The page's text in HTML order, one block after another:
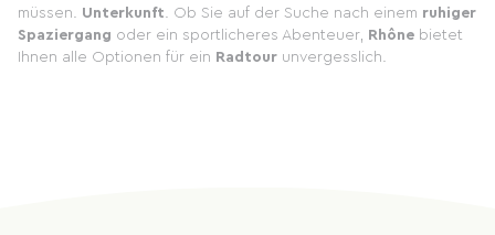
müssen. Unterkunft . Ob Sie auf der Suche nach einem ruhiger
Spaziergang oder ein sportlicheres Abenteuer, Rhône bietet
Ihnen alle Optionen für ein Radtour unvergesslich.